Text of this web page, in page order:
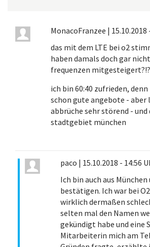
MonacoFranzee | 15.10.2018
das mit dem LTE bei o2
haben damals doch gar
frequenzen mitgesteigert?!?
ich bin 60:40 zufrieden,
schon gute angebote - aber
abbrüche sehr störend - und
stadtgebiet münchen
paco | 15.10.2018 - 14:56
Ich bin auch aus München
bestätigen. Ich war bei
wirklich dermaßen
selten mal den Namen
gekündigt habe und eine
Mitarbeiterin mich am